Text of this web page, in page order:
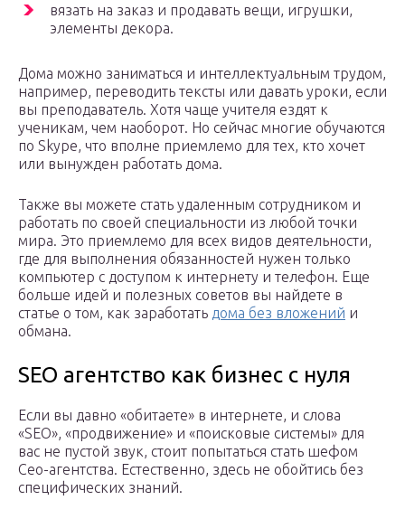
вязать на заказ и продавать вещи, игрушки,
элементы декора.
Дома можно заниматься и интеллектуальным трудом,
например, переводить тексты или давать уроки, если
вы преподаватель. Хотя чаще учителя ездят к
ученикам, чем наоборот. Но сейчас многие обучаются
по Skype, что вполне приемлемо для тех, кто хочет
или вынужден работать дома.
Также вы можете стать удаленным сотрудником и
работать по своей специальности из любой точки
мира. Это приемлемо для всех видов деятельности,
где для выполнения обязанностей нужен только
компьютер с доступом к интернету и телефон. Еще
больше идей и полезных советов вы найдете в
статье о том, как заработать дома без вложений и
обмана.
SEO агентство как бизнес с нуля
Если вы давно «обитаете» в интернете, и слова
«SEO», «продвижение» и «поисковые системы» для
вас не пустой звук, стоит попытаться стать шефом
Сео-агентства. Естественно, здесь не обойтись без
специфических знаний.